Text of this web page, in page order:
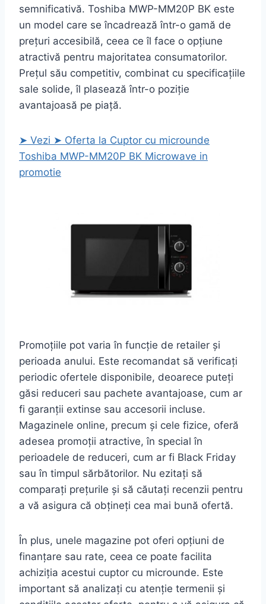
semnificativă. Toshiba MWP-MM20P BK este
un model care se încadrează într-o gamă de
prețuri accesibilă, ceea ce îl face o opțiune
atractivă pentru majoritatea consumatorilor.
Prețul său competitiv, combinat cu specificațiile
sale solide, îl plasează într-o poziție
avantajoasă pe piață.
➤ Vezi ➤ Oferta la Cuptor cu microunde
Toshiba MWP-MM20P BK Microwave in
promotie
Promoțiile pot varia în funcție de retailer și
perioada anului. Este recomandat să verificați
periodic ofertele disponibile, deoarece puteți
găsi reduceri sau pachete avantajoase, cum ar
fi garanții extinse sau accesorii incluse.
Magazinele online, precum și cele fizice, oferă
adesea promoții atractive, în special în
perioadele de reduceri, cum ar fi Black Friday
sau în timpul sărbătorilor. Nu ezitați să
comparați prețurile și să căutați recenzii pentru
a vă asigura că obțineți cea mai bună ofertă.
În plus, unele magazine pot oferi opțiuni de
finanțare sau rate, ceea ce poate facilita
achiziția acestui cuptor cu microunde. Este
important să analizați cu atenție termenii și